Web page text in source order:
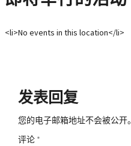
<li>No events in this location</li>
发表回复
您的电子邮箱地址不会被公开。
评论 *